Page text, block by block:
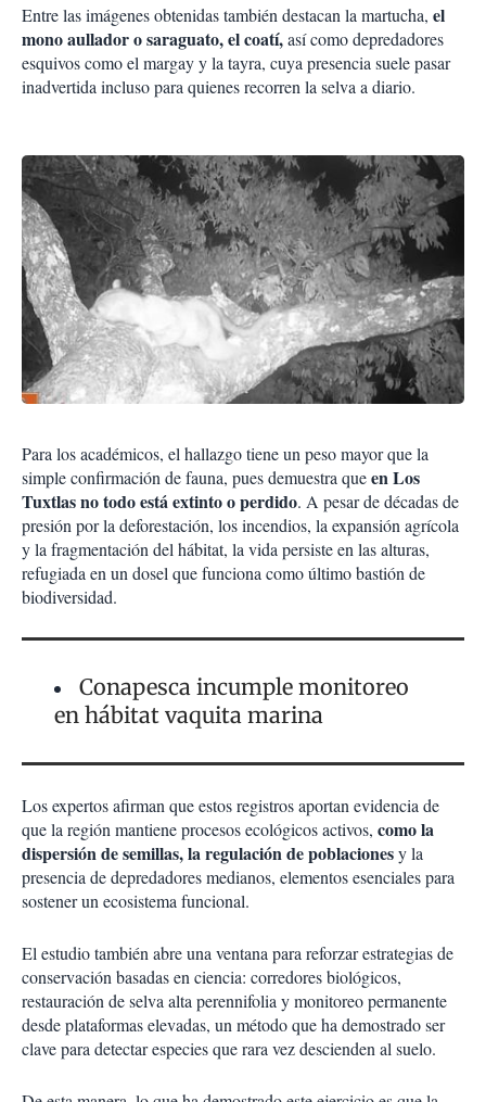
Entre las imágenes obtenidas también destacan la martucha, el
mono aullador o saraguato, el coatí,así como depredadores
esquivos como el margay y la tayra, cuya presencia suele pasar
inadvertida incluso para quienes recorren la selva a diario.
Para los académicos, el hallazgo tiene un peso mayor que la
simple confirmación de fauna, pues demuestra queen Los
Tuxtlas no todo está extinto o perdido. A pesar de décadas de
presión por la deforestación, los incendios, la expansión agrícola
y la fragmentación del hábitat, la vida persiste en las alturas,
refugiada en un dosel que funciona como último bastión de
biodiversidad.
Conapesca incumple monitoreo
en hábitat vaquita marina
Los expertos afirman que estos registros aportan evidencia de
que la región mantiene procesos ecológicos activos, como la
dispersión de semillas, la regulación de poblacionesy la
presencia de depredadores medianos, elementos esenciales para
sostener un ecosistema funcional.
El estudio también abre una ventana para reforzar estrategias de
conservación basadas en ciencia: corredores biológicos,
restauración de selva alta perennifolia y monitoreo permanente
desde plataformas elevadas, un método que ha demostrado ser
clave para detectar especies que rara vez descienden al suelo.